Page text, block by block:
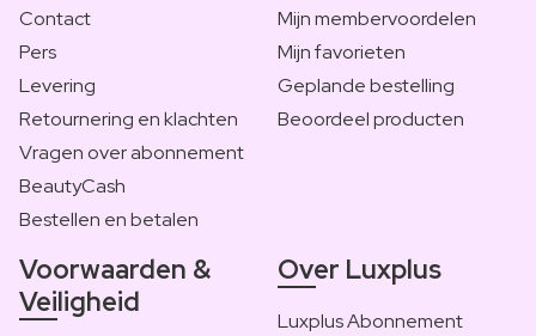
Contact
Pers
Levering
Retournering en klachten
Vragen over abonnement
BeautyCash
Bestellen en betalen
Mijn membervoordelen
Mijn favorieten
Geplande bestelling
Beoordeel producten
Voorwaarden &
Veiligheid
Over Luxplus
Luxplus Abonnement